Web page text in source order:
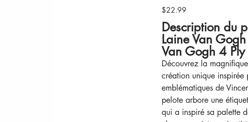
Price
$22.99
Description du
Laine Van
Van Gogh 4 Ply
Découvrez la magnifique
création unique
emblématiques de
pelote arbore une
qui a inspiré sa palette